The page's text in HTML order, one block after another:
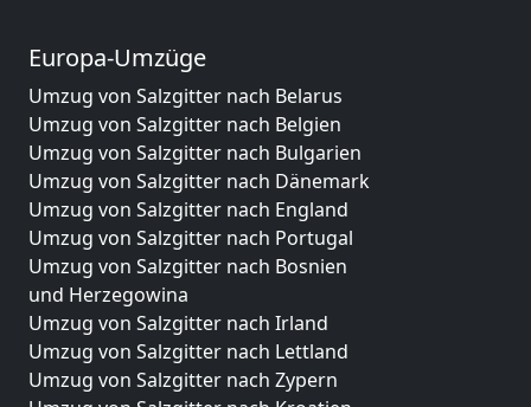
Europa-Umzüge
Umzug von Salzgitter nach Belarus
Umzug von Salzgitter nach Belgien
Umzug von Salzgitter nach Bulgarien
Umzug von Salzgitter nach Dänemark
Umzug von Salzgitter nach England
Umzug von Salzgitter nach Portugal
Umzug von Salzgitter nach Bosnien
und Herzegowina
Umzug von Salzgitter nach Irland
Umzug von Salzgitter nach Lettland
Umzug von Salzgitter nach Zypern